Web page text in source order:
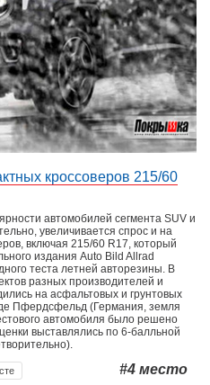
кроссоверов 215/60
автомобилей сегмента SUV и
увеличивается спрос и на
включая 215/60 R17, который
издания Auto Bild Allrad
теста летней авторезины. В
разных производителей и
на асфальтовых и грунтовых
Пфердсфельд (Германия, земля
автомобиля было решено
выставлялись по 6-балльной
#4 место